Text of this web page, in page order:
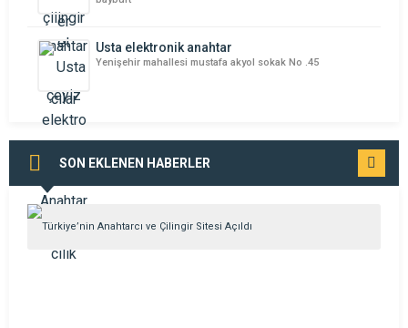
Usta elektronik anahtar
Yenişehir mahallesi mustafa akyol sokak No .45
SON EKLENEN HABERLER
GÖR